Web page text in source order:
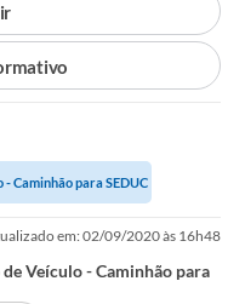
Caminhão para SEDUC
em: 02/09/2020 às 16h48
Veículo - Caminhão para